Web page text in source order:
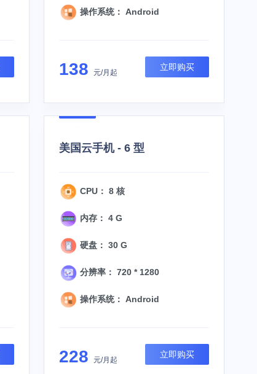
操作系统： Android
138 元/月起
立即购买
美国云手机 - 6 型
CPU： 8 核
内存： 4 G
硬盘： 30 G
分辨率： 720 * 1280
操作系统： Android
228 元/月起
立即购买